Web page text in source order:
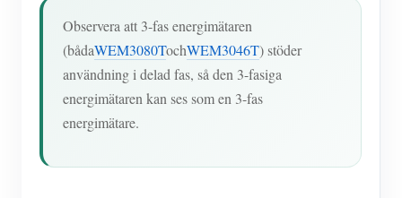
Observera att 3-fas energimätaren
(bådaWEM3080TochWEM3046T) stöder
användning i delad fas, så den 3-fasiga
energimätaren kan ses som en 3-fas
energimätare.